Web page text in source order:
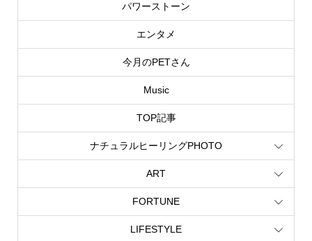
パワーストーン
エンタメ
今月のPETさん
Music
TOP記事
ナチュラルヒーリングPHOTO
ART
FORTUNE
LIFESTYLE